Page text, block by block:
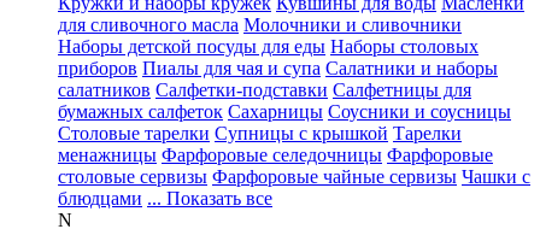
для сливочного масла Молочники и сливочники
Наборы детской посуды для еды Наборы столовых
приборов Пиалы для чая и супа Салатники и наборы
салатников Салфетки-подставки Салфетницы для
бумажных салфеток Сахарницы Соусники и соусницы
Столовые тарелки Супницы с крышкой Тарелки
менажницы Фарфоровые селедочницы Фарфоровые
столовые сервизы Фарфоровые чайные сервизы Чашки с
блюдцами ... Показать все
N